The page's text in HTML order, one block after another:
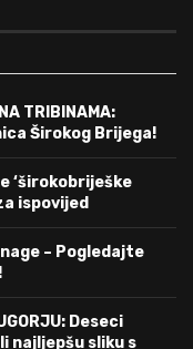
TRIBINAMA:
Širokog Brijega!
‘širokobriješke
ispovijed
– Pogledajte
Deseci
najljepšu sliku s